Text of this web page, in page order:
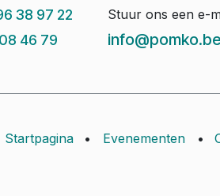
38 97 22
46 79
Stuur ons een e-
info@pomko.be
Startpagina • Evenementen •